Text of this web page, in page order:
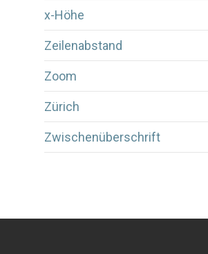
x-Höhe
Zeilenabstand
Zoom
Zürich
Zwischenüberschrift